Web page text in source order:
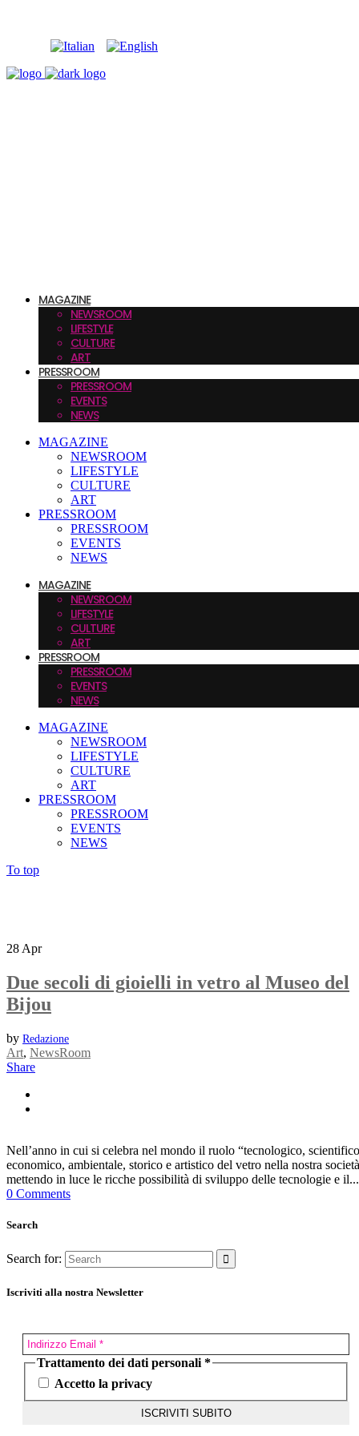
MAGAZINE
NEWSROOM
LIFESTYLE
CULTURE
ART
PRESSROOM
PRESSROOM
EVENTS
NEWS
MAGAZINE
NEWSROOM
LIFESTYLE
CULTURE
ART
PRESSROOM
PRESSROOM
EVENTS
NEWS
MAGAZINE
NEWSROOM
LIFESTYLE
CULTURE
ART
PRESSROOM
PRESSROOM
EVENTS
NEWS
MAGAZINE
NEWSROOM
LIFESTYLE
CULTURE
ART
PRESSROOM
PRESSROOM
EVENTS
NEWS
To top
28 Apr
Due secoli di gioielli in vetro al Museo del
Bijou
by Redazione
Art, NewsRoom
Share
Nell’anno in cui si celebra nel mondo il ruolo “tecnologico,
economico, ambientale, storico e artistico del vetro nella nostra
mettendo in luce le ricche possibilità di sviluppo delle tecnologie e il...
0 Comments
Search
Search for:
Iscriviti alla nostra Newsletter
Trattamento dei dati personali *
Accetto la privacy